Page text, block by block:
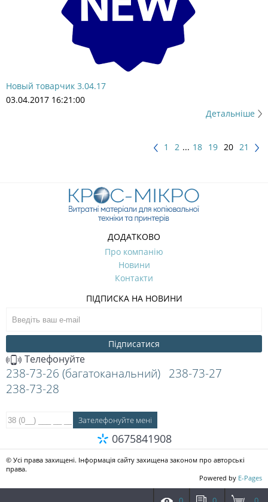
Новый товарчик 3.04.17
03.04.2017 16:21:00
Детальніше
1 2 ... 18 19 20 21
ДОДАТКОВО
Про компанію
Новини
Контакти
ПІДПИСКА НА НОВИНИ
Підписатися
Телефонуйте
238-73-26 (багатоканальний) 238-73-27
238-73-28
0675841908
© Усі права захищені. Інформація сайту захищена законом про авторські
права.
Powered by E-Pages